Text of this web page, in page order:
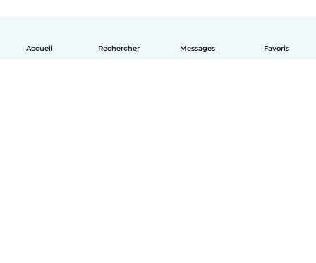
Accueil Rechercher Messages Favoris